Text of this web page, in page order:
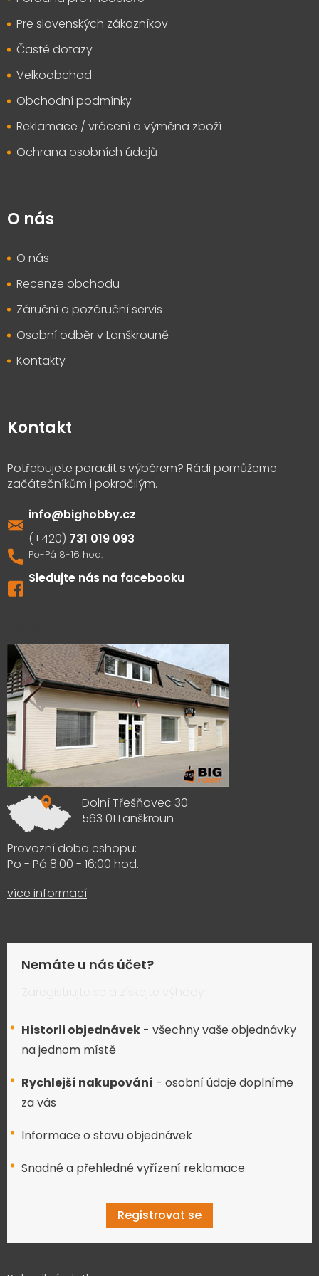
Pre slovenských zákazníkov
Časté dotazy
Velkoobchod
Obchodní podmínky
Reklamace / vrácení a výměna zboží
Ochrana osobních údajů
O nás
O nás
Recenze obchodu
Záruční a pozáruční servis
Osobní odběr v Lanškrouně
Kontakty
Kontakt
info@bighobby.cz
731 019 093
Sledujte nás na facebooku
Dolní Třešňovec 30
563 01 Lanškroun
Provozní doba eshopu:
Po - Pá 8:00 - 16:00 hod.
více informací
Nemáte u nás účet?
Historii objednávek - všechny vaše objednávky
na jednom místě
Rychlejší nakupování - osobní údaje doplníme
za vás
Informace o stavu objednávek
Snadné a přehledné vyřízení reklamace
Registrovat se